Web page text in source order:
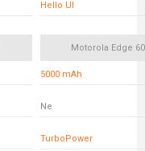
Hello UI
Motorola Edge
5000 mAh
Ne
TurboPower